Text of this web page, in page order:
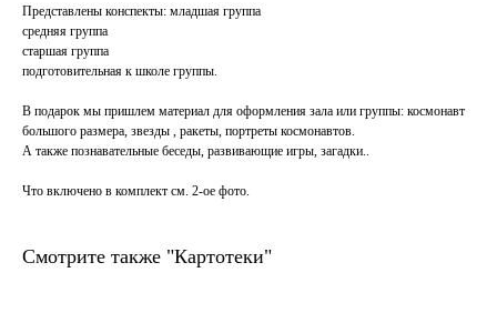
Представлены конспекты: младшая группа⠀
средняя группа⠀
старшая группа⠀
подготовительная к школе группы.⠀
В подарок мы пришлем материал для оформления зала или группы: космонавт
большого размера, звезды , ракеты, портреты космонавтов.⠀
А также познавательные беседы, развивающие игры, загадки..⠀
Что включено в комплект см. 2-ое фото.
Смотрите также "Картотеки"